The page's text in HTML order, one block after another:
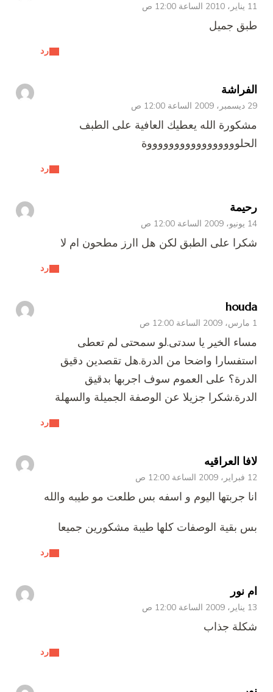
11 يناير، 2010 الساعة 12:00 ص
رد
طبق جميل
الفراشة
29 ديسمبر، 2009 الساعة 12:00 ص
رد
مشكورة الله يعطيك العافية على الطبف
الحلوووووووووووووووووة
رحيمة
14 يونيو، 2009 الساعة 12:00 ص
رد
شكرا على الطبق لكن هل اارز مطحون ام لا
houda
1 مارس، 2009 الساعة 12:00 ص
رد
مساء الخير يا سدتى.لو سمحتى لم تعطى
استفسارا واضحا من الدرة.هل تقصدين دقيق
الدرة؟ على العموم سوف اجربها بدقيق
الدرة.شكرا جزيلا عن الوصفة الجميلة والسهلة
لافا العراقيه
12 فبراير، 2009 الساعة 12:00 ص
رد
انا جربتها اليوم و اسفه بس طلعت مو طيبه والله
بس بقية الوصفات كلها طيبة مشكورين جميعا
ام نور
13 يناير، 2009 الساعة 12:00 ص
رد
شكلة جذاب